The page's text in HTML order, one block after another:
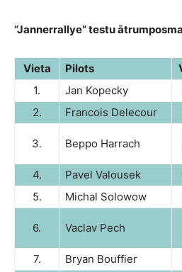
“Jannerrallye” testu
Vieta Pilots
1.
Jan Kopecky
2.
Francois Delecour
3. Beppo Harrach
4.
Pavel Valousek
5.
Michal Solowow
6. Vaclav Pech
7.
Bryan Bouffier